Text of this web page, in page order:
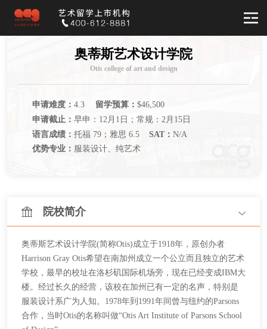
奥蒂斯艺术设计学院
Otis college of art and design
申请难度： 4.3 留学预算： $46,500
申请截止： 早申：12月1日；常规：2月15日
语言成绩： 托福 79；雅思 6.5 SAT： N/A
优势专业： 服装设计、纯艺术
院校简介
奥蒂斯艺术设计学院(简称Otis)成立于1918年，原创办者
Harrison Gray Otis希望在南加州成立一个公立而且独立的艺术
学校，最早的校址在洛杉矶国际机场旁，现在已经变成IBM大
楼。经过长久的经营，该校在加州已有一定的名声，特别是
服装设计系广为人知。1978年到1991年间曾与纽约的Parsons
合作，当时Otis的名称叫做“Otis Art Institute of Parsons School